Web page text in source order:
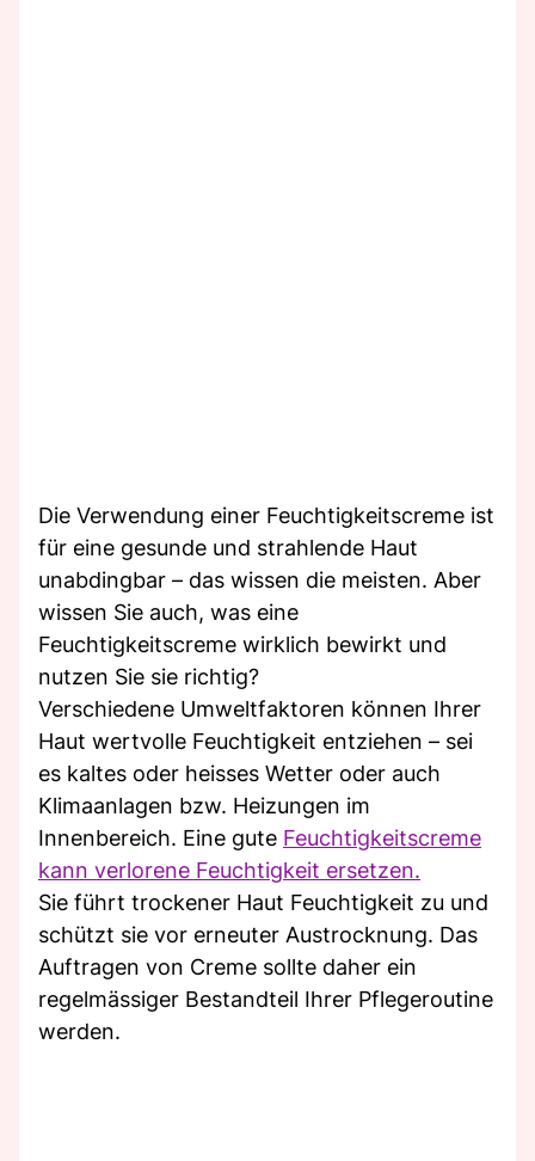
Die Verwendung einer Feuchtigkeitscreme ist
für eine gesunde und strahlende Haut
unabdingbar – das wissen die meisten. Aber
wissen Sie auch, was eine
Feuchtigkeitscreme wirklich bewirkt und
nutzen Sie sie richtig?
Verschiedene Umweltfaktoren können Ihrer
Haut wertvolle Feuchtigkeit entziehen – sei
es kaltes oder heisses Wetter oder auch
Klimaanlagen bzw. Heizungen im
Innenbereich. Eine gute Feuchtigkeitscreme
kann verlorene Feuchtigkeit ersetzen.
Sie führt trockener Haut Feuchtigkeit zu und
schützt sie vor erneuter Austrocknung. Das
Auftragen von Creme sollte daher ein
regelmässiger Bestandteil Ihrer Pflegeroutine
werden.